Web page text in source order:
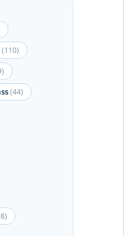
(110)
(44)